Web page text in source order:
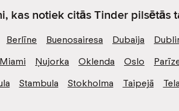
kas notiek citās Tinder pilsētās
Berlīne Buenosairesa Dubaija
Miami Ņujorka Oklenda Oslo
Stambula Stokholma Taipejā